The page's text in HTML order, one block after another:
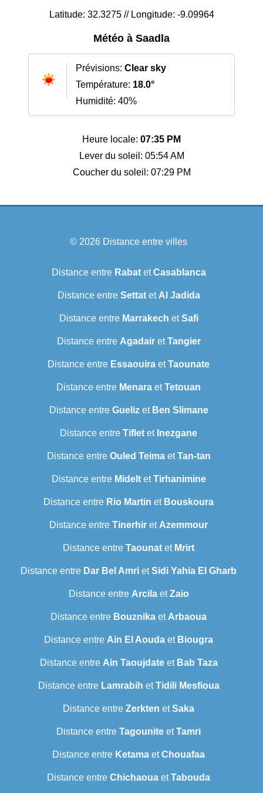
Latitude: 32.3275 // Longitude: -9.09964
Météo à Saadla
Prévisions: Clear sky
Température: 18.0°
Humidité: 40%
Heure locale: 07:35 PM
Lever du soleil: 05:54 AM
Coucher du soleil: 07:29 PM
© 2026 Distance entre villes
Distance entre RabatetCasablanca
Distance entre Settatet Al Jadida
Distance entre Marrakech etSafi
Distance entre AgadairetTangier
Distance entre Essaouira etTaounate
Distance entre Menara etTetouan
Distance entre Guelizet Ben Slimane
Distance entre Tiflet et Inezgane
Distance entre Ouled TeimaetTan-tan
Distance entre MideltetTirhanimine
Distance entre Rio Martin et Bouskoura
Distance entre Tinerhir et Azemmour
Distance entre Taounat et Mrirt
Distance entre Dar Bel Amri etSidi Yahia El Gharb
Distance entre ArcilaetZaio
Distance entre Bouznika et Arbaoua
Distance entre Ain El Aouda et Biougra
Distance entre Ain Taoujdateet Bab Taza
Distance entre Lamrabih etTidili Mesfioua
Distance entre Zerkten etSaka
Distance entre Tagounite etTamri
Distance entre Ketama etChouafaa
Distance entre Chichaoua etTabouda